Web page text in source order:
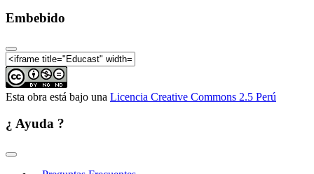
Embebido
Esta obra está bajo una Licencia Creative Commons 2.5 Perú
¿ Ayuda ?